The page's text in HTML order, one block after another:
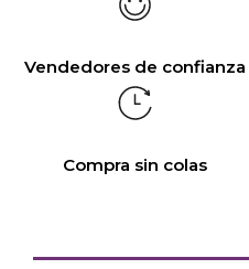
Vendedores de confianza
Compra sin colas